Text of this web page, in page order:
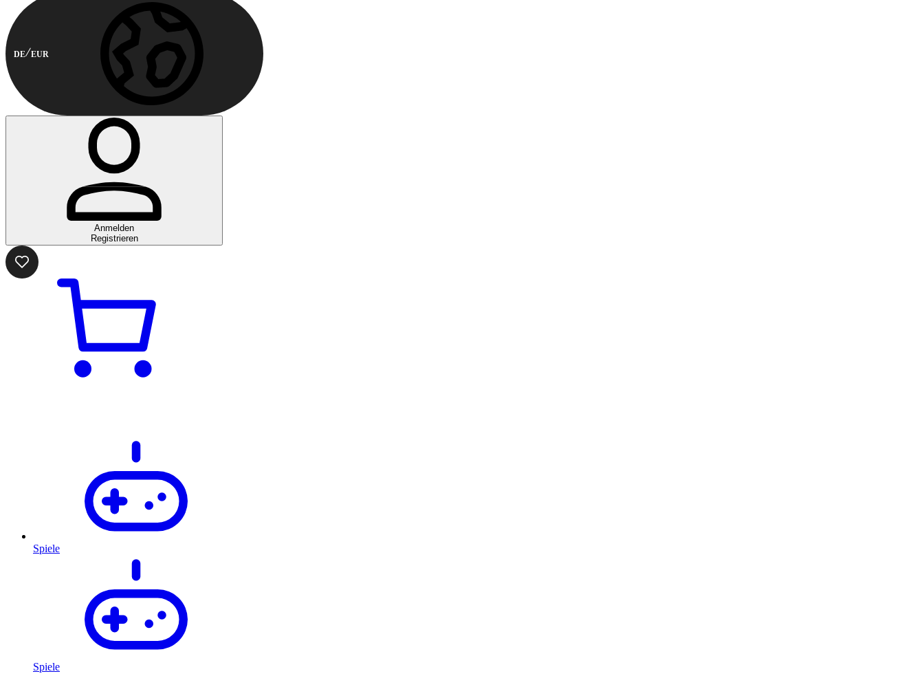
DE EUR
Anmelden
Registrieren
Spiele
Spiele